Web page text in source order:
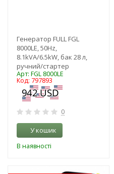
Генератор FULL FGL
8000LE, 50Hz,
8.1kVA/6.5kW, бак 28 л,
ручний/стартер
Арт: FGL 8000LE
Код: 797893
0
У кошик
В наявності